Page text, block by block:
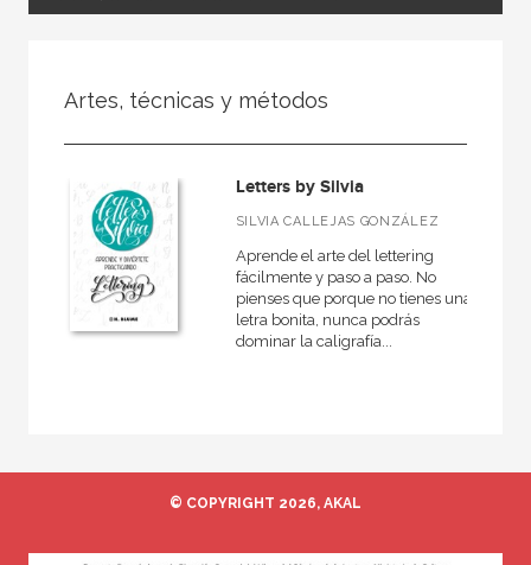
No - Ficción
MATERIAS
Historia
Clásicos griegos y latinos
Artes, técnicas y métodos
Letters by Silvia
SILVIA CALLEJAS GONZÁLEZ
Aprende el arte del lettering
fácilmente y paso a paso. No
pienses que porque no tienes una
letra bonita, nunca podrás
dominar la caligrafía...
© COPYRIGHT 2026, AKAL